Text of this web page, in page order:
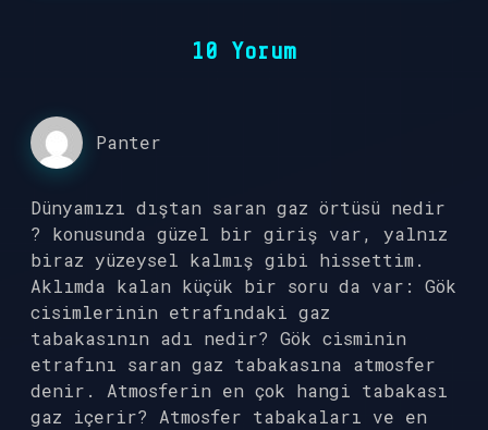
10 Yorum
Panter
Dünyamızı dıştan saran gaz örtüsü nedir
? konusunda güzel bir giriş var, yalnız
biraz yüzeysel kalmış gibi hissettim.
Aklımda kalan küçük bir soru da var: Gök
cisimlerinin etrafındaki gaz
tabakasının adı nedir? Gök cisminin
etrafını saran gaz tabakasına atmosfer
denir. Atmosferin en çok hangi tabakası
gaz içerir? Atmosfer tabakaları ve en